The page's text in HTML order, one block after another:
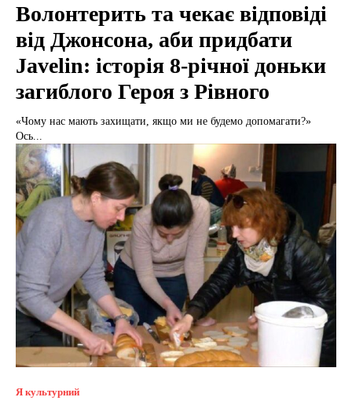
Волонтерить та чекає відповіді
від Джонсона, аби придбати
Javelin: історія 8-річної доньки
загиблого Героя з Рівного
«Чому нас мають захищати, якщо ми не будемо допомагати?»
Ось...
Я культурний